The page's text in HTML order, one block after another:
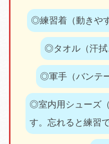
◎練習着（動きや
◎タオル（汗拭
◎軍手（バンテ
◎室内用シューズ
す。忘れると練習